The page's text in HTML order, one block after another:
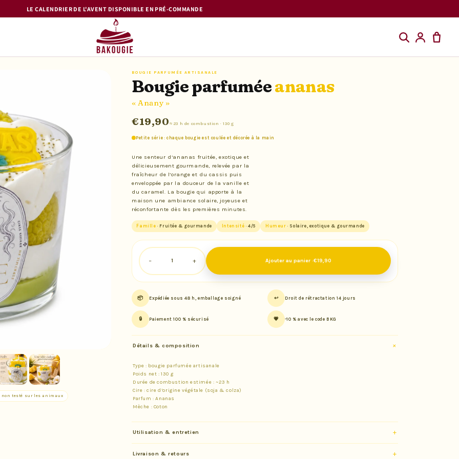
LE CALENDRIER DE L'AVENT DISPONIBLE EN PRÉ-COMMANDE
non testé sur les animaux
BOUGIE PARFUMÉE ARTISANALE
Bougie parfuméeananas
« Anany »
€19,90 ≈ 23 h de combustion · 130 g
Petite série : chaque bougie est coulée et décorée à la main
Une senteur d’ananas fruitée, exotique et
délicieusement gourmande, relevée par la
fraîcheur de l’orange et du cassis puis
enveloppée par la douceur de la vanille et
du caramel. La bougie qui apporte à la
maison une ambiance solaire, joyeuse et
réconfortante dès les premières minutes.
Famille · Fruitée & gourmande Intensité · 4/5 Humeur · Solaire, exotique & gourmande
− + Ajouter au panier ·€19,90
📦 Expédiée sous 48 h, emballage soigné ↩️ Droit de rétractation 14 jours
🔒 Paiement 100 % sécurisé 💗 -10 % avec le code BKG
Détails & composition
Type : bougie parfumée artisanale
Poids net : 130 g
Durée de combustion estimée : ~23 h
Cire : cire d’origine végétale (soja & colza)
Parfum : Ananas
Mèche : Coton
Utilisation & entretien
Livraison & retours